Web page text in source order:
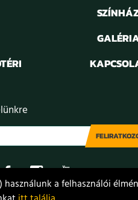
a felhasználói